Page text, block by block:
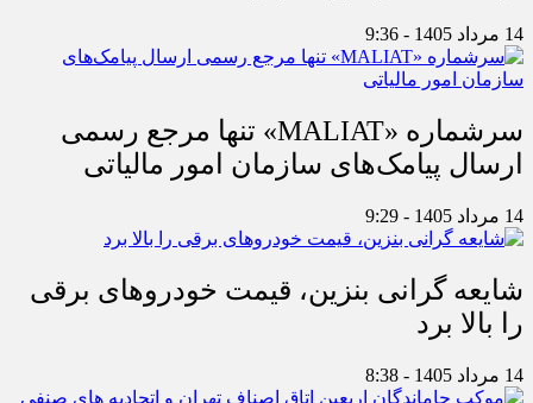
14 مرداد 1405 - 9:36
سرشماره «MALIAT» تنها مرجع رسمی
ارسال پیامک‌های سازمان امور مالیاتی
14 مرداد 1405 - 9:29
شایعه گرانی بنزین، قیمت خودروهای برقی
را بالا برد
14 مرداد 1405 - 8:38